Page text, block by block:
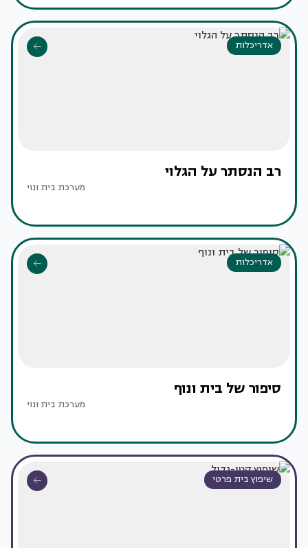
אדריכלות
רב הנסתר על הגלוי
מערכת בית ונוי
אדריכלות
סיפור של בית ונוף
מערכת בית ונוי
שיפוץ בית פרטי